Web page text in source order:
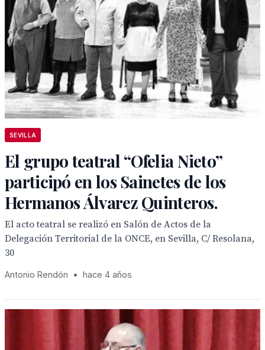
SEVILLA
El grupo teatral “Ofelia Nieto”
participó en los Sainetes de los
Hermanos Álvarez Quinteros.
El acto teatral se realizó en Salón de Actos de la
Delegación Territorial de la ONCE, en Sevilla, C/ Resolana,
30
Antonio Rendón • hace 4 años